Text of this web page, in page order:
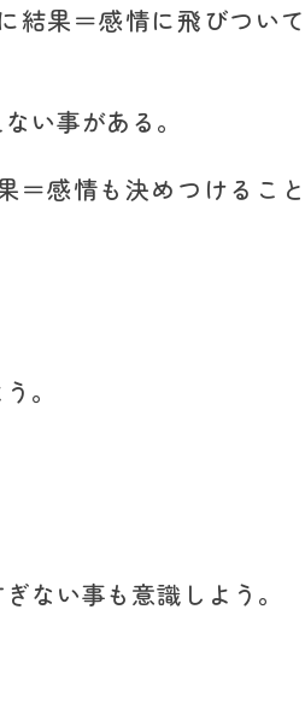
結果＝感情に飛びついて
い事がある。
＝感情も決めつけること
。
い事も意識しよう。